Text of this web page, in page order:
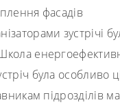
фасадів
зустрічі
була особливо
підрозділів